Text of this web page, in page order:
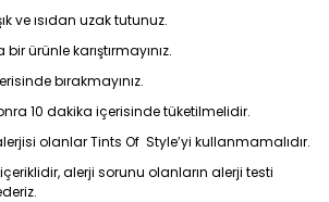
ve ısıdan uzak tutunuz.
ürünle karıştırmayınız.
bırakmayınız.
10 dakika içerisinde tüketilmelidir.
olanlar Tints Of Style’yi kullanmamalıdır.
içeriklidir, alerji sorunu olanların alerji testi